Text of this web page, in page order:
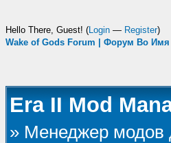
Hello There, Guest! (Login — Register)
Wake of Gods Forum | Форум Во Имя
Era II Mod
» Менеджер